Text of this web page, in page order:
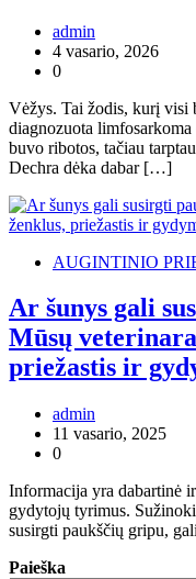
admin
4 vasario, 2026
0
Vėžys. Tai žodis, kurį visi
diagnozuota
buvo ribotos, tačiau
Dechra dėka dabar […]
AUGINTINIO
Ar šunys gali
Mūsų
priežastis ir
admin
11 vasario, 2025
0
Informacija yra dabartinė
gydytojų tyrimus.
susirgti paukščių gripu,
Paieška